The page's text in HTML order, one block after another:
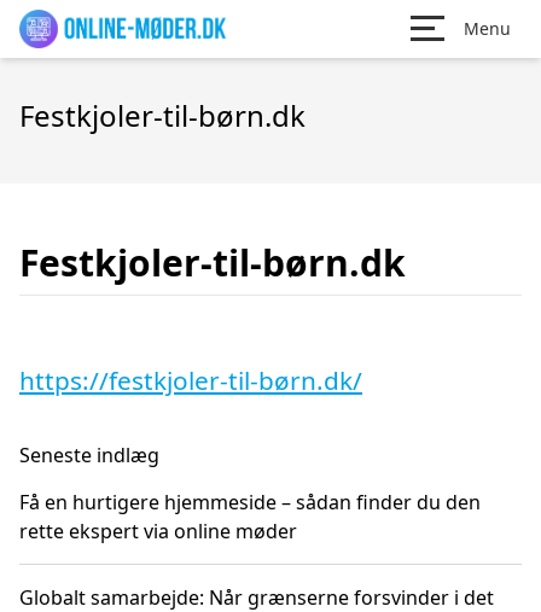
Menu
Festkjoler-til-børn.dk
Festkjoler-til-børn.dk
https://festkjoler-til-børn.dk/
Seneste indlæg
Få en hurtigere hjemmeside – sådan finder du den
rette ekspert via online møder
Globalt samarbejde: Når grænserne forsvinder i det